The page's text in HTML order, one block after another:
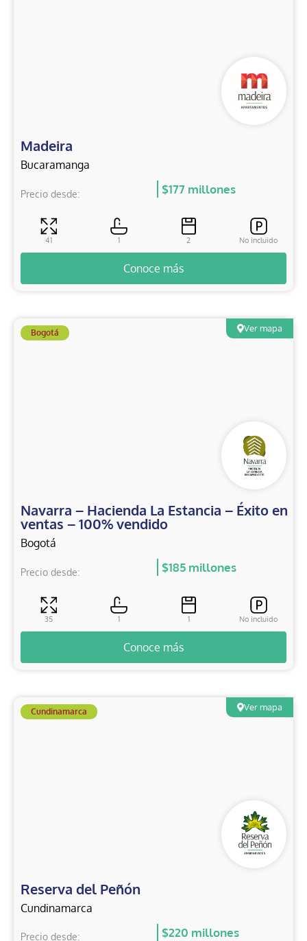
Madeira
Bucaramanga
Precio desde: $177 millones
41 1 2 No incluido
Conoce más
Ver mapa
Bogotá
Navarra – Hacienda La Estancia – Éxito en
ventas – 100% vendido
Bogotá
Precio desde: $185 millones
35 1 1 No incluido
Conoce más
Ver mapa
Cundinamarca
Reserva del Peñón
Cundinamarca
Precio desde: $220 millones